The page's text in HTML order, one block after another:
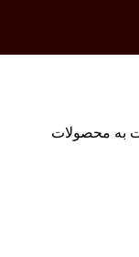
به محصولات